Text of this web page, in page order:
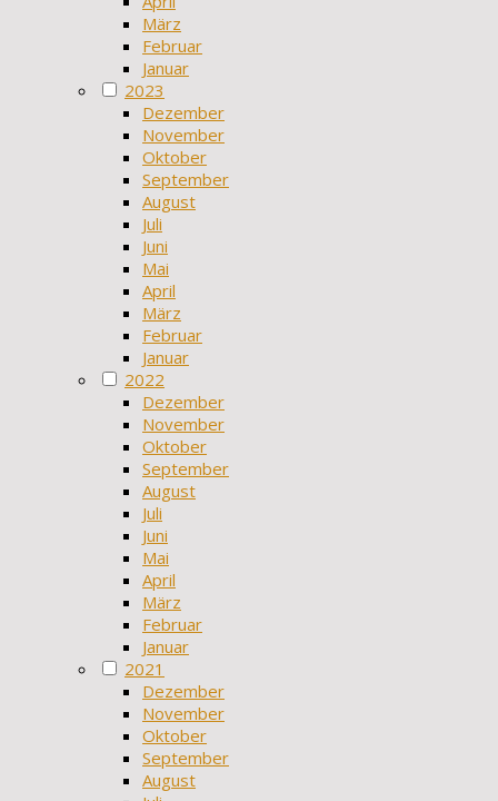
März
Februar
Januar
2023
Dezember
November
Oktober
September
August
Juli
Juni
Mai
April
März
Februar
Januar
2022
Dezember
November
Oktober
September
August
Juli
Juni
Mai
April
März
Februar
Januar
2021
Dezember
November
Oktober
September
August